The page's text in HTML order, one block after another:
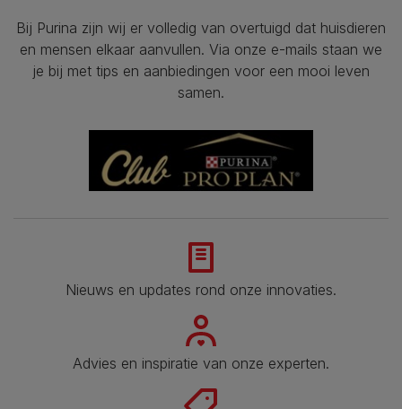
Bij Purina zijn wij er volledig van overtuigd dat huisdieren
en mensen elkaar aanvullen. Via onze e-mails staan we
je bij met tips en aanbiedingen voor een mooi leven
samen.
Nieuws en updates rond onze innovaties.
Advies en inspiratie van onze experten.